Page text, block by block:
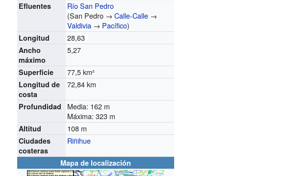
Efluentes
Río San Pedro
(San Pedro →Calle-Calle →
Valdivia → Pacífico)
Longitud 28,63
Ancho
máximo
5,27
Superficie 77,5 km²
Longitud de
costa
72,84 km
Profundidad
Media: 162 m
Máxima: 323 m
Altitud 108 m
Ciudades
costeras
Riñihue
Mapa de localización